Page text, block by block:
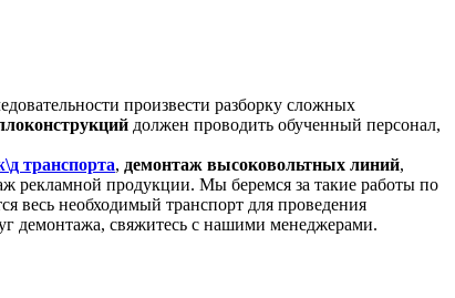
произвести разборку сложных
должен проводить обученный персонал,
транспорта, демонтаж высоковольтных линий,
рекламной продукции. Мы беремся за такие работы по
весь необходимый транспорт для проведения
демонтажа, свяжитесь с нашими менеджерами.